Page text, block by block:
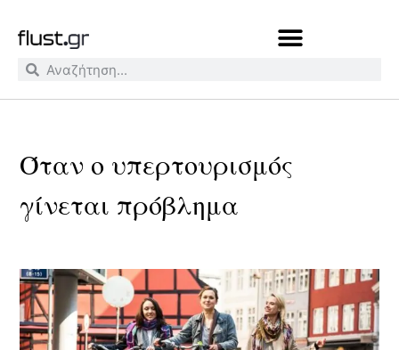
Όταν ο υπερτουρισμός
γίνεται πρόβλημα